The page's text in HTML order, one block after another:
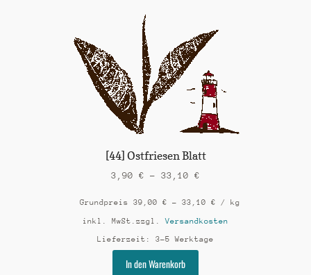
[44] Ostfriesen Blatt
3,90 € – 33,10 €
Grundpreis 39,00 € – 33,10 € / kg
inkl. MwSt. zzgl.Versandkosten
Lieferzeit: 3-5 Werktage
In den Warenkorb